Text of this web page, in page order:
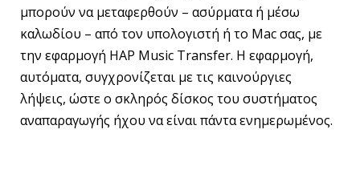
μπορούν να μεταφερθούν – ασύρματα ή μέσω
καλωδίου – από τον υπολογιστή ή το Mac σας, με
την εφαρμογή HAP Music Transfer. Η εφαρμογή,
αυτόματα, συγχρονίζεται με τις καινούργιες
λήψεις, ώστε ο σκληρός δίσκος του συστήματος
αναπαραγωγής ήχου να είναι πάντα ενημερωμένος.